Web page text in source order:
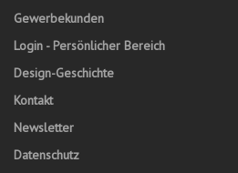
Gewerbekunden
Login - Persönlicher Bereich
Design-Geschichte
Kontakt
Newsletter
Datenschutz